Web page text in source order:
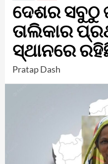
ଦେଶର ସବୁଠୁ
ତାଲିକାର
ସ୍ଥାନରେ
Pratap Dash